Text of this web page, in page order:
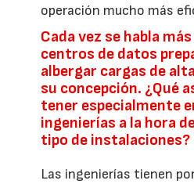
operación mucho más
Cada vez se habla
centros de datos
albergar cargas de
su concepción. ¿Qué
tener especialmente
ingenierías a la hora
tipo de instalaciones?
Las ingenierías tienen